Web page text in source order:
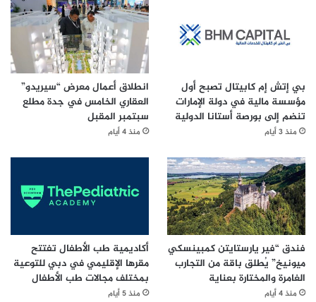
بي إتش إم كابيتال تصبح أول
مؤسسة مالية في دولة الإمارات
تنضم إلى بورصة أستانا الدولية
منذ 3 أيام
انطلاق أعمال معرض “سيريدو”
العقاري الخامس في جدة مطلع
سبتمبر المقبل
منذ 4 أيام
فندق “فير يارستايتن كمبينسكي
ميونيخ” يُطلق باقة من التجارب
الغامرة والمختارة بعناية
منذ 4 أيام
أكاديمية طب الأطفال تفتتح
مقرها الإقليمي في دبي للتوعية
بمختلف مجالات طب الأطفال
منذ 5 أيام